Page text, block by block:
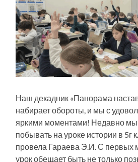
Наш декадник «Панорама
набирает обороты, и мы с
яркими моментами! Недавно мы
побывать на уроке истории в 5г
провела Гараева Э.И. С первых
урок обещает быть не только